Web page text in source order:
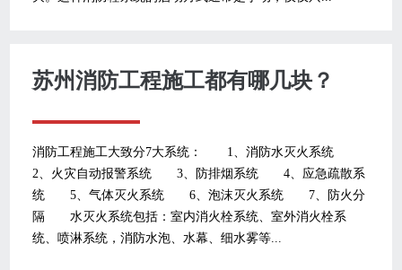
苏州消防工程施工都有哪几块？
消防工程施工大致分7大系统： 1、消防水灭火系统
2、火灾自动报警系统 3、防排烟系统 4、应急疏散系
统 5、气体灭火系统 6、泡沫灭火系统 7、防火分
隔 水灭火系统包括：室内消火栓系统、室外消火栓系
统、喷淋系统，消防水泡、水幕、细水雾等...